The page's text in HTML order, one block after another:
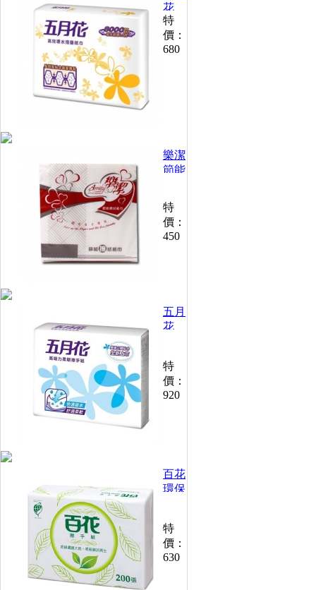
花
高導
水擦
手紙
特
價：
680
樂潔
節能
紙巾
200
張
(30
特
價：
450
五月
花
韌擦
手紙
(100
特
價：
920
百花
環保
紙
200
張
特
價：
630